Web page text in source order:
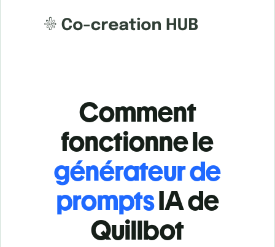
Comment
fonctionne le
générateur de
promptsIA de
Quillbot